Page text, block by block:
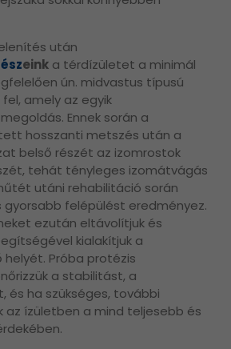
után
einka térdízületet a minimál
ún. midvastus típusú
amely az egyik
Ennek során a
hosszanti metszés után a
belső részét az izomrostok
tehát tényleges izomátvágás
utáni rehabilitáció során
felépülést eredményez.
ezután eltávolítjuk és
kialakítjuk a
Próba protézis
a stabilitást, a
és ha szükséges, további
az ízületben a mind teljesebb és